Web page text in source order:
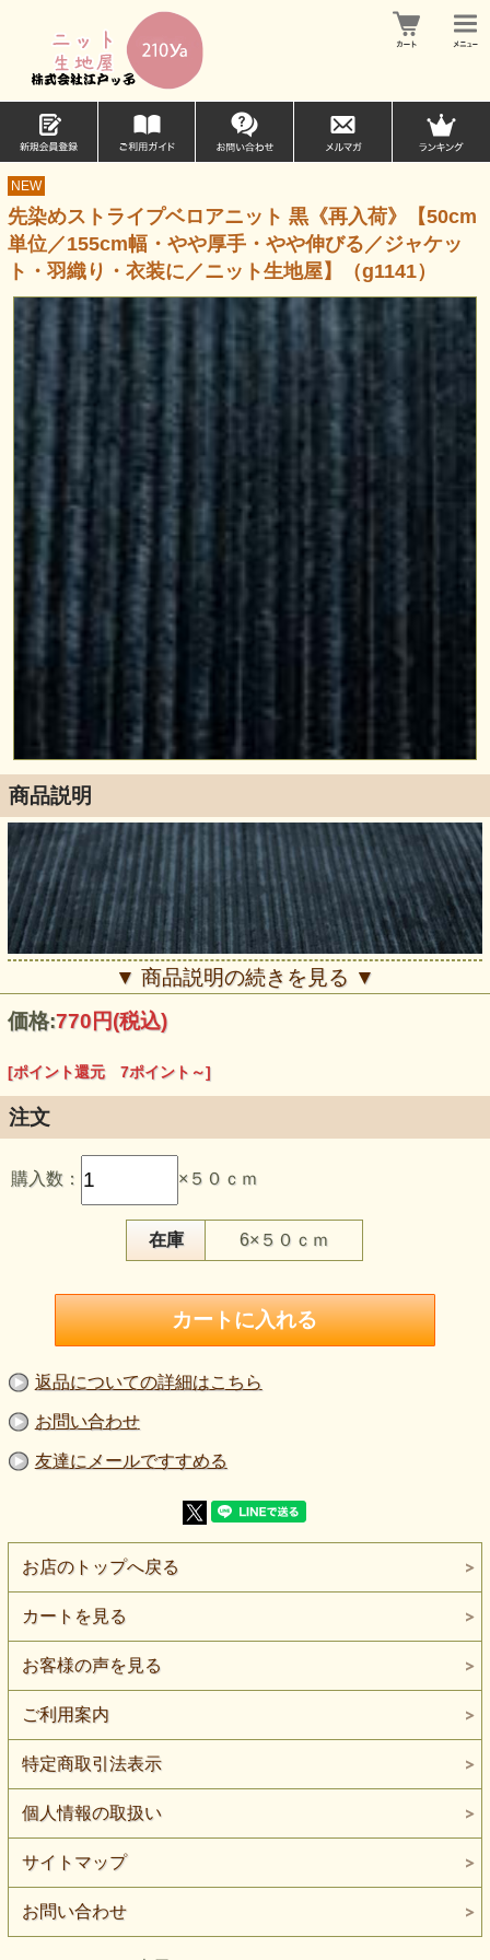
NEW
先染めストライプベロアニット 黒《再入荷》【50cm
単位／155cm幅・やや厚手・やや伸びる／ジャケッ
ト・羽織り・衣装に／ニット生地屋】（g1141）
商品説明
この生地のおすすめポイント
・黒のベロア表面に、細い畝状のストライプが並ぶニットで
・毛足と光の当たり方によって、黒の濃淡や縦ラインの見え
・やや厚手で、伸びはややあります。
ース、衣装などにご検討いただけます。
・生地幅は約155cmです。
・再入荷商品です。
【商品名】先染め ストライプベロアニット生地 黒《再入
荷》
【価 格】700円＋消費税（50cm単位）
【素 材】ポリエステル：100％
【生地幅】約155cm
【販売単位】50cm単位になります。
【生地の伸び】やや伸びます
【特 徴】毛足のある黒の表面に、細い畝状のストライプが
【ボタンの大きさ】比較用ボタン直径：約2cm
黒のベロア表面に、細い畝状のラインが縦へ並ぶストライプ
ベロアニットです。
平坦な黒無地ではなく、毛足と畝による陰影があり、見る角
度や光の向きによって濃淡が変わって見えます。
コーデュロイを思わせる縦畝の表情がありますが、本品は布
帛のコーデュロイではなく、やや伸びのあるベロアニットで
す。
編み地の伸びと、毛足を持つ表面の両方を生かしたアイテム
にご検討いただけます。
黒一色では物足りないものの、別色の柄は入れたくない場合
にも選びやすい素材です。
厚みはやや厚手で、伸びはややあります。
ジャケット、前開きの羽織り、ベスト、カーディガン、スカ
ート、ワンピース、舞台衣装などにご検討いただけます。
ジャケットや羽織りでは、細い畝を縦へ通すことで、黒の中
に縦方向の陰影を見せられます。
▼ 商品説明の続きを見る ▼
価格:770円(税込)
[ポイント還元 7ポイント～]
注文
購入数： ×５０ｃｍ
在庫 6×５０ｃｍ
返品についての詳細はこちら
お問い合わせ
友達にメールですすめる
お店のトップへ戻る
カートを見る
お客様の声を見る
ご利用案内
特定商取引法表示
個人情報の取扱い
サイトマップ
お問い合わせ